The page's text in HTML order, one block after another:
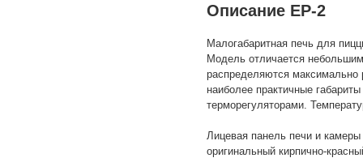
Описание EP-2
Малогабаритная печь для
Модель отличается небольшим
распределяются максимально
наиболее практичные
терморегуляторами.
Лицевая панель печи и камеры
оригинальный кирпично-